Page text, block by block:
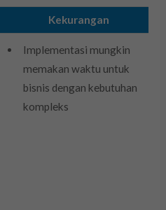
Kekurangan
Implementasi mungkin
memakan waktu untuk
bisnis dengan kebutuhan
kompleks